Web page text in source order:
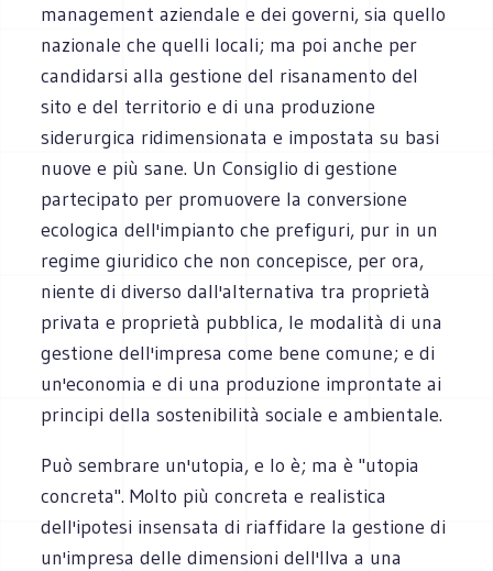
management aziendale e dei governi, sia quello
nazionale che quelli locali; ma poi anche per
candidarsi alla gestione del risanamento del
sito e del territorio e di una produzione
siderurgica ridimensionata e impostata su basi
nuove e più sane. Un Consiglio di gestione
partecipato per promuovere la conversione
ecologica dell'impianto che prefiguri, pur in un
regime giuridico che non concepisce, per ora,
niente di diverso dall'alternativa tra proprietà
privata e proprietà pubblica, le modalità di una
gestione dell'impresa come bene comune; e di
un'economia e di una produzione improntate ai
principi della sostenibilità sociale e ambientale.
Può sembrare un'utopia, e lo è; ma è "utopia
concreta". Molto più concreta e realistica
dell'ipotesi insensata di riaffidare la gestione di
un'impresa delle dimensioni dell'Ilva a una